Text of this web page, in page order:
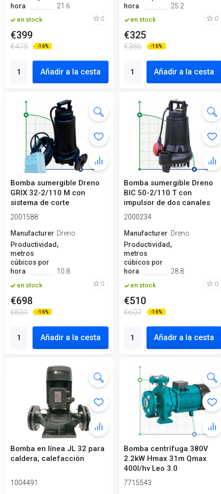
hora
21.6
en stock 0
€399
€475 -16%
Añadir a la cesta
hora
25.2
en stock 0
€325
€386 -16%
Añadir a la cesta
Bomba sumergible Dreno
GRIX 32-2/110 M con
sistema de corte
2001588
ManufactureroDreno
Productividad,
metros
cúbicos por
hora
10.8
en stock 0
€698
€831 -16%
Añadir a la cesta
Bomba sumergible Dreno
BIC 50-2/110 T con
impulsor de dos canales
2000234
ManufactureroDreno
Productividad,
metros
cúbicos por
hora
28.8
en stock 0
€510
€607 -16%
Añadir a la cesta
Bomba en línea JL 32 para
caldera, calefacción
1004491
Bomba centrífuga 380V
2.2kW Hmax 31m Qmax
400l/hv Leo 3.0
7715543